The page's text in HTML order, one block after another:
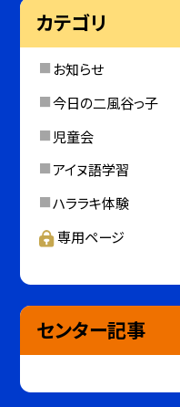
カテゴリ
お知らせ
今日の二風谷っ子
児童会
アイヌ語学習
ハララキ体験
専用ページ
センター記事